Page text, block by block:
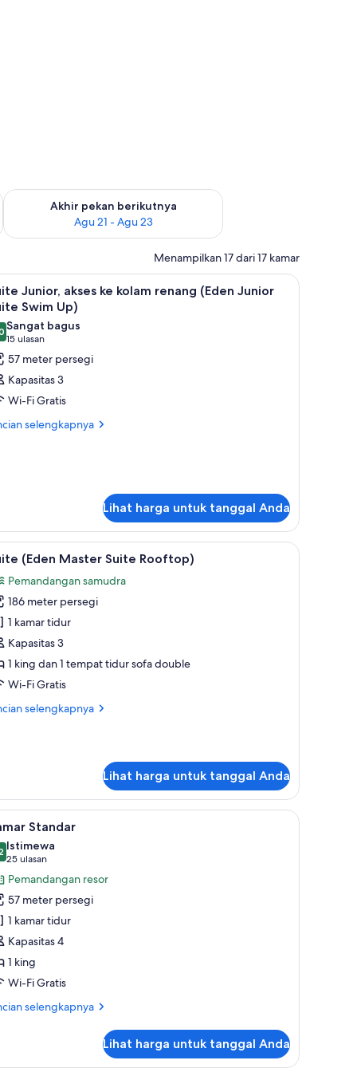
Agu 14 - Agu 16
Akhir pekan berikutnya
Agu 21 - Agu 23
Periksa ketersediaan untuk akhir pekan berikutnya Agu 21 -
Menampilkan 17 dari 17 kamar
seprai linen Minibar gratis, brankas, Wi-Fi gratis, dan
3
Junior, akses ke kolam renang (Eden Junior
Swim Up)
dari 10
Sangat bagus
15 ulasan
(15
ulasan)
57 meter persegi
Kapasitas 3
Wi-Fi Gratis
selengkapnya
Lihat harga untuk tanggal Anda
Suite (Eden Master Suite Rooftop) | Teras/
5 (Eden Master Suite Rooftop)
Pemandangan samudra
186 meter persegi
1 kamar tidur
Kapasitas 3
1 king dan 1 tempat tidur sofa double
Wi-Fi Gratis
selengkapnya
Lihat harga untuk tanggal Anda
seprai linen Kamar Standar | Minibar gratis, brankas, Wi-
6 Standar
dari 10
Istimewa
25 ulasan
(25
ulasan)
Pemandangan resor
57 meter persegi
1 kamar tidur
Kapasitas 4
1 king
Wi-Fi Gratis
selengkapnya
Lihat harga untuk tanggal Anda